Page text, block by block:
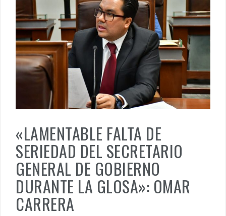
«LAMENTABLE FALTA DE
SERIEDAD DEL SECRETARIO
GENERAL DE GOBIERNO
DURANTE LA GLOSA»: OMAR
CARRERA